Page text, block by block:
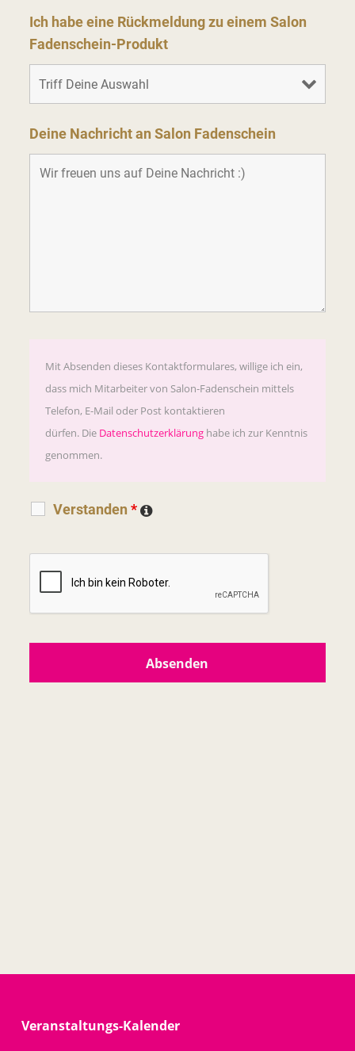
Ich habe eine Rückmeldung zu einem Salon
Fadenschein-Produkt
Deine Nachricht an Salon Fadenschein
Mit Absenden dieses Kontaktformulares, willige ich ein,
dass mich Mitarbeiter von Salon-Fadenschein mittels
Telefon, E-Mail oder Post kontaktieren
dürfen. Die Datenschutzerklärunghabe ich zur Kenntnis
genommen.
Verstanden *
Veranstaltungs-Kalender